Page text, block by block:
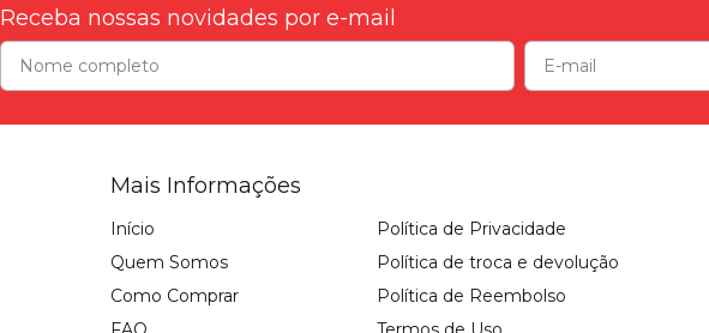
Receba nossas novidades por e-mail
Mais Informações
Início
Quem Somos
Como Comprar
Política de Privacidade
Política de troca e devolução
Política de Reembolso